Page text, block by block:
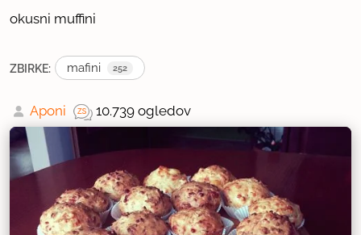
okusni muffini
ZBIRKE: mafini 252
Aponi 10.739 ogledov